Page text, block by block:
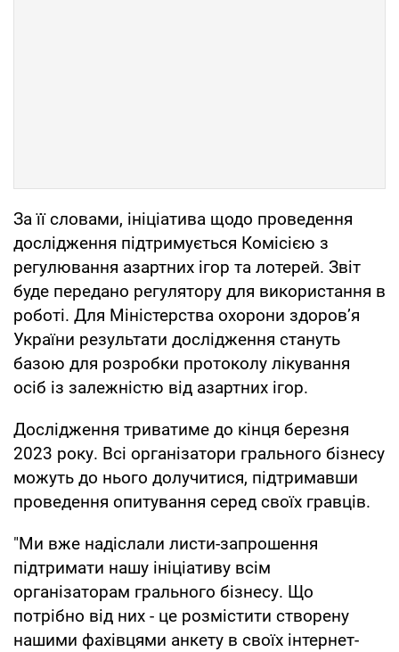
За її словами, ініціатива щодо проведення
дослідження підтримується Комісією з
регулювання азартних ігор та лотерей. Звіт
буде передано регулятору для використання в
роботі. Для Міністерства охорони здоров’я
України результати дослідження стануть
базою для розробки протоколу лікування
осіб із залежністю від азартних ігор.
Дослідження триватиме до кінця березня
2023 року. Всі організатори грального бізнесу
можуть до нього долучитися, підтримавши
проведення опитування серед своїх гравців.
"Ми вже надіслали листи-запрошення
підтримати нашу ініціативу всім
організаторам грального бізнесу. Що
потрібно від них - це розмістити створену
нашими фахівцями анкету в своїх інтернет-